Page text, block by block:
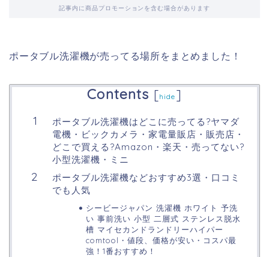
記事内に商品プロモーションを含む場合があります
ポータブル洗濯機が売ってる場所をまとめました！
Contents [hide ]
ポータブル洗濯機はどこに売ってる?ヤマダ
電機・ビックカメラ・家電量販店・販売店・
どこで買える?Amazon・楽天・売ってない?
小型洗濯機・ミニ
ポータブル洗濯機などおすすめ3選・口コミ
でも人気
シービージャパン 洗濯機 ホワイト 予洗
い 事前洗い 小型 二層式 ステンレス脱水
槽 マイセカンドランドリーハイパー
comtool・値段、価格が安い・コスパ最
強！1番おすすめ！